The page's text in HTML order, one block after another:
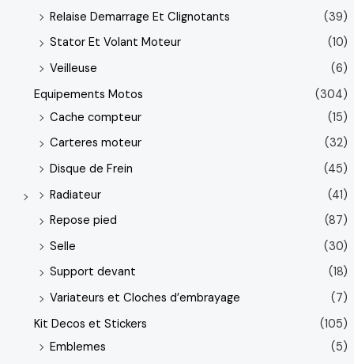
Relaise Demarrage Et Clignotants
(39)
Stator Et Volant Moteur
(10)
Veilleuse
(6)
Equipements Motos
(304)
Cache compteur
(15)
Carteres moteur
(32)
Disque de Frein
(45)
Radiateur
(41)
Repose pied
(87)
Selle
(30)
Support devant
(18)
Variateurs et Cloches d’embrayage
(7)
Kit Decos et Stickers
(105)
Emblemes
(5)